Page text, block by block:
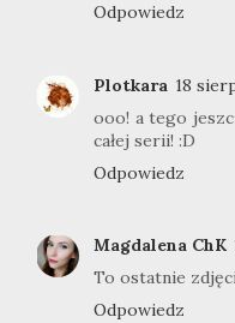
Odpowiedz
Plotkara 18
ooo! a tego
całej serii! :D
Odpowiedz
Magdalena ChK
To ostatnie
Odpowiedz